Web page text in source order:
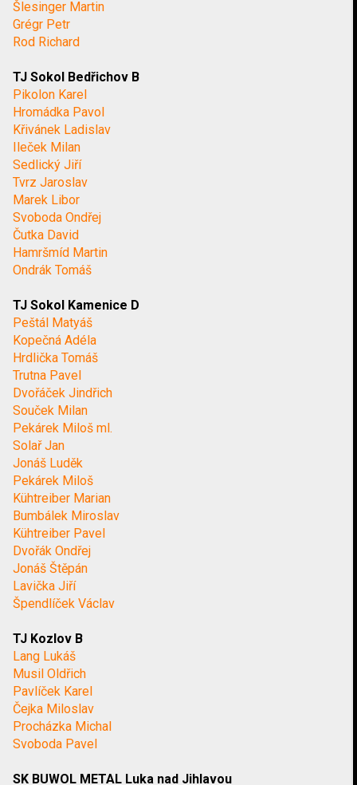
Šlesinger Martin
Grégr Petr
Rod Richard
TJ Sokol Bedřichov B
Pikolon Karel
Hromádka Pavol
Křivánek Ladislav
Ileček Milan
Sedlický Jiří
Tvrz Jaroslav
Marek Libor
Svoboda Ondřej
Čutka David
Hamršmíd Martin
Ondrák Tomáš
TJ Sokol Kamenice D
Peštál Matyáš
Kopečná Adéla
Hrdlička Tomáš
Trutna Pavel
Dvořáček Jindřich
Souček Milan
Pekárek Miloš ml.
Solař Jan
Jonáš Luděk
Pekárek Miloš
Kühtreiber Marian
Bumbálek Miroslav
Kühtreiber Pavel
Dvořák Ondřej
Jonáš Štěpán
Lavička Jiří
Špendlíček Václav
TJ Kozlov B
Lang Lukáš
Musil Oldřich
Pavlíček Karel
Čejka Miloslav
Procházka Michal
Svoboda Pavel
SK BUWOL METAL Luka nad Jihlavou